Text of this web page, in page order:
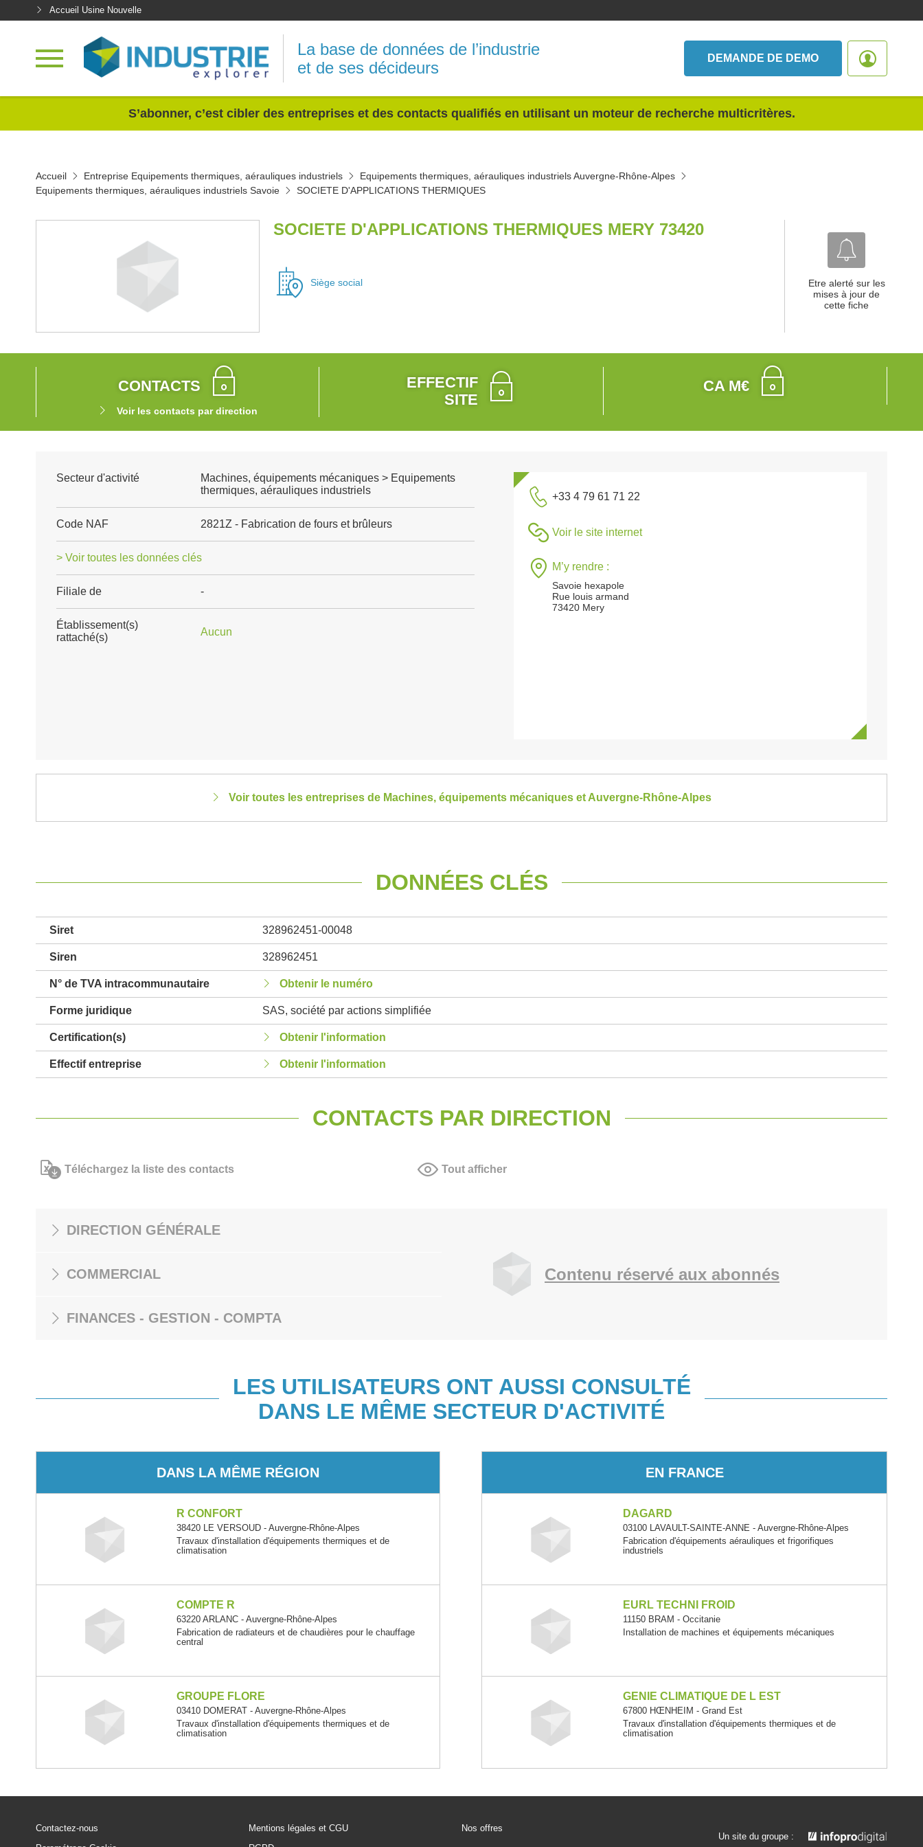
Accueil Usine Nouvelle
La base de données de l’industrie
et de ses décideurs
DEMANDE DE DEMO
S’abonner, c’est cibler des entreprises et des contacts qualifiés en utilisant un moteur de recherche multicritères.
Accueil Entreprise Equipements thermiques, aérauliques industriels
Equipements thermiques, aérauliques industriels Auvergne-Rhône-Alpes
Equipements thermiques, aérauliques industriels Savoie
SOCIETE D'APPLICATIONS THERMIQUES
SOCIETE D'APPLICATIONS THERMIQUES MERY 73420
Siège social
Etre alerté sur les
mises à jour de
cette fiche
CONTACTS
Voir les contacts par direction
EFFECTIF
SITE
CA M€
Secteur d'activité
Machines, équipements mécaniques > Equipements
thermiques, aérauliques industriels
Code NAF 2821Z - Fabrication de fours et brûleurs
> Voir toutes les données clés
Filiale de -
Établissement(s)
rattaché(s)
Aucun
+33 4 79 61 71 22
Voir le site internet
M’y rendre :
Savoie hexapole
Rue louis armand
73420 Mery
Voir toutes les entreprises de Machines, équipements mécaniques et Auvergne-Rhône-Alpes
DONNÉES CLÉS
Siret 328962451-00048
Siren 328962451
N° de TVA intracommunautaire Obtenir le numéro
Forme juridique SAS, société par actions simplifiée
Certification(s) Obtenir l'information
Effectif entreprise Obtenir l'information
CONTACTS PAR DIRECTION
Téléchargez la liste des contacts Tout afficher
DIRECTION GÉNÉRALE
COMMERCIAL
FINANCES - GESTION - COMPTA
Contenu réservé aux abonnés
LES UTILISATEURS ONT AUSSI CONSULTÉ
DANS LE MÊME SECTEUR D'ACTIVITÉ
DANS LA MÊME RÉGION
R CONFORT
38420 LE VERSOUD - Auvergne-Rhône-Alpes
Travaux d'installation d'équipements thermiques et de
climatisation
COMPTE R
63220 ARLANC - Auvergne-Rhône-Alpes
Fabrication de radiateurs et de chaudières pour le chauffage
central
GROUPE FLORE
03410 DOMERAT - Auvergne-Rhône-Alpes
Travaux d'installation d'équipements thermiques et de
climatisation
EN FRANCE
DAGARD
03100 LAVAULT-SAINTE-ANNE - Auvergne-Rhône-Alpes
Fabrication d'équipements aérauliques et frigorifiques
industriels
EURL TECHNI FROID
11150 BRAM - Occitanie
Installation de machines et équipements mécaniques
GENIE CLIMATIQUE DE L EST
67800 HŒNHEIM - Grand Est
Travaux d'installation d'équipements thermiques et de
climatisation
Contactez-nous
Mentions légales et CGU
Nos offres
Un site du groupe :